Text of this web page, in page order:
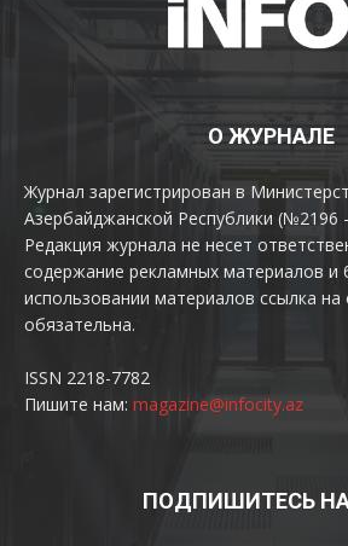
О ЖУРНАЛЕ
Журнал зарегистрирован в
Азербайджанской Республики (№2196
Редакция журнала не несет
содержание рекламных материалов и
использовании материалов ссылка на
обязательна.
ISSN 2218-7782
Пишите нам: magazine@infocity.az
ПОДПИШИТЕСЬ